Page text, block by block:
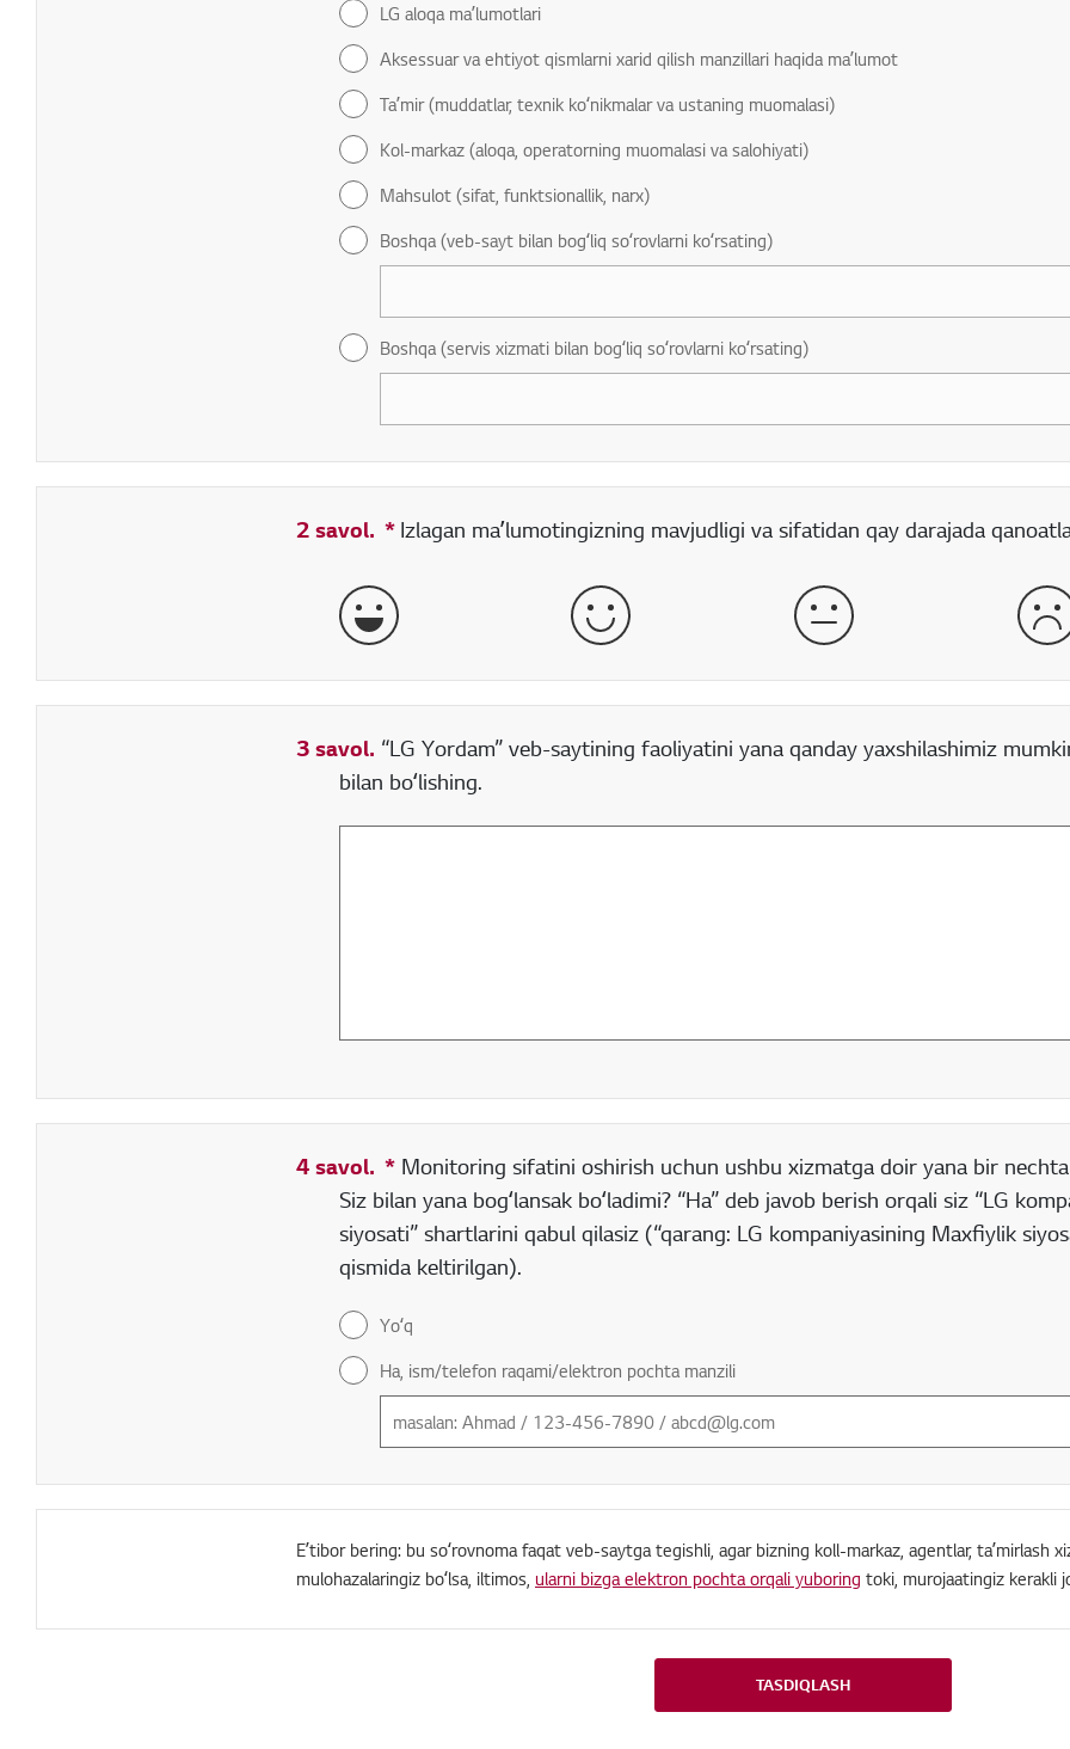
LG aloqa maʼlumotlari
Aksessuar va ehtiyot qismlarni xarid qilish manzillari haqida maʼlumot
Taʼmir (muddatlar, texnik koʻnikmalar va ustaning muomalasi)
Kol-markaz (aloqa, operatorning muomalasi va salohiyati)
Mahsulot (sifat, funktsionallik, narx)
Boshqa (veb-sayt bilan bogʻliq soʻrovlarni koʻrsating)
Boshqa (servis xizmati bilan bogʻliq soʻrovlarni koʻrsating)
2 savol. *Toʻldirish shart boʻlgan maydon
Izlagan maʼlumotingizning mavjudligi va sifatidan qay darajada
aʼlo yaxshi qoniqarli
3 savol. “LG Yordam” veb-saytining faoliyatini yana qanday yaxshilashimiz
bilan boʻlishing.
4 savol. * Toʻldirish shart boʻlgan maydon
Monitoring sifatini oshirish uchun ushbu xizmatga doir yana bir
Siz bilan yana bogʻlansak boʻladimi? “Ha” deb javob berish orqali siz “LG
siyosati” shartlarini qabul qilasiz (“qarang: LG kompaniyasining Maxfiylik
qismida keltirilgan).
Yoʻq
Ha, ism/telefon raqami/elektron pochta manzili
Eʼtibor bering: bu soʻrovnoma faqat veb-saytga tegishli, agar bizning koll-markaz, agentlar, taʼmirlash
mulohazalaringiz boʻlsa, iltimos, ularni bizga elektron pochta orqali yuboring toki, murojaatingiz kerakli
TASDIQLASH